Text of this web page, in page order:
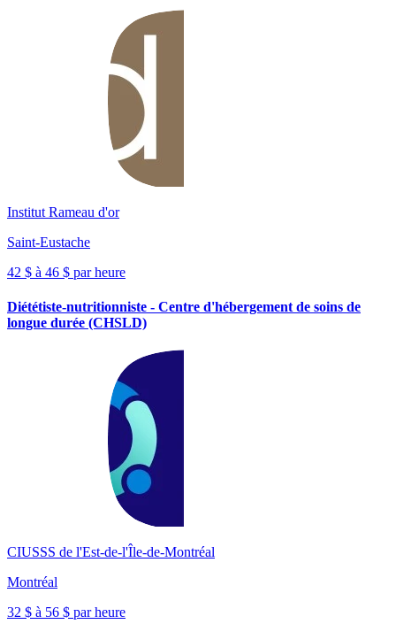
Institut Rameau d'or
Saint-Eustache
42 $ à 46 $ par heure
Diététiste-nutritionniste - Centre d'hébergement de soins de
longue durée (CHSLD)
CIUSSS de l'Est-de-l'Île-de-Montréal
Montréal
32 $ à 56 $ par heure